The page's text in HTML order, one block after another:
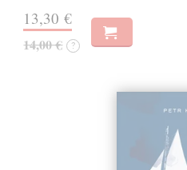
13,30 €
14,00 € ?